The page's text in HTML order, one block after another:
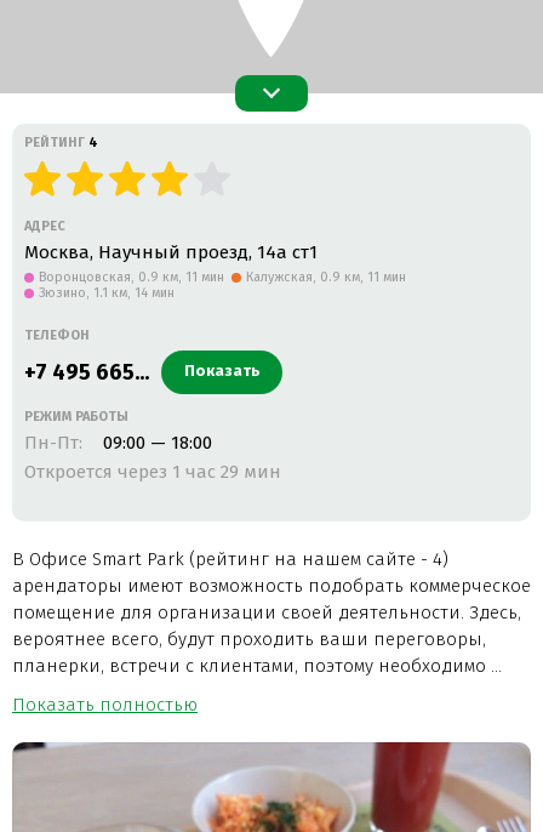
РЕЙТИНГ 4
АДРЕС
Москва, Научный проезд, 14а ст1
Воронцовская, 0.9 км, 11 мин Калужская, 0.9 км, 11 мин
Зюзино, 1.1 км, 14 мин
ТЕЛЕФОН
Показать
+7 495 665...
РЕЖИМ РАБОТЫ
Пн-Пт:
09:00 — 18:00
Откроется через 1 час 29 мин
В Офисе Smart Park (рейтинг на нашем сайте - 4)
арендаторы имеют возможность подобрать коммерческое
помещение для организации своей деятельности. Здесь,
вероятнее всего, будут проходить ваши переговоры,
планерки, встречи с клиентами, поэтому необходимо ...
Показать полностью